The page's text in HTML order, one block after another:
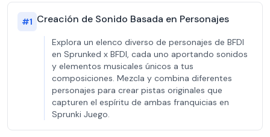
#1 Creación de Sonido Basada en Personajes
Explora un elenco diverso de personajes de BFDI
en Sprunked x BFDI, cada uno aportando sonidos
y elementos musicales únicos a tus
composiciones. Mezcla y combina diferentes
personajes para crear pistas originales que
capturen el espíritu de ambas franquicias en
Sprunki Juego.